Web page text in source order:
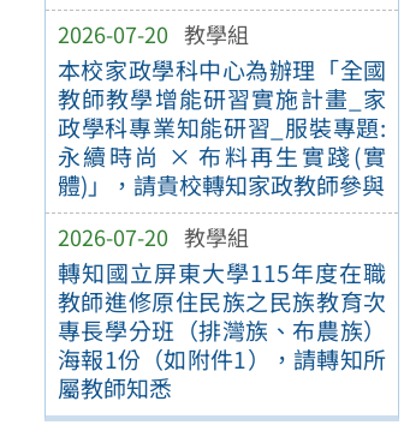
2026-07-20 教學組
本校家政學科中心為辦理「全國
教師教學增能研習實施計畫_家
政學科專業知能研習_服裝專題:
永續時尚 × 布料再生實踐(實
體)」，請貴校轉知家政教師參與
2026-07-20 教學組
轉知國立屏東大學115年度在職
教師進修原住民族之民族教育次
專長學分班（排灣族、布農族）
海報1份（如附件1），請轉知所
屬教師知悉